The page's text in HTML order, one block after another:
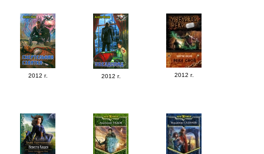
2012 г. 2012 г. 2012 г.